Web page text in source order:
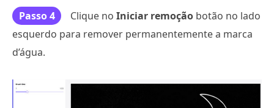
Passo 4 Clique no Iniciar remoção botão no lado
esquerdo para remover permanentemente a marca
d’água.